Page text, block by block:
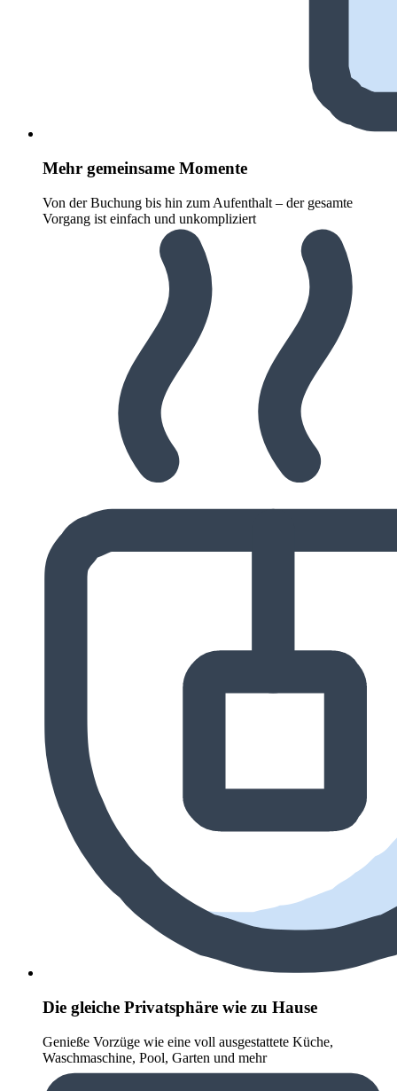
Mehr gemeinsame Momente
Von der Buchung bis hin zum Aufenthalt – der gesamte
Vorgang ist einfach und unkompliziert
Die gleiche Privatsphäre wie zu Hause
Genieße Vorzüge wie eine voll ausgestattete Küche,
Waschmaschine, Pool, Garten und mehr